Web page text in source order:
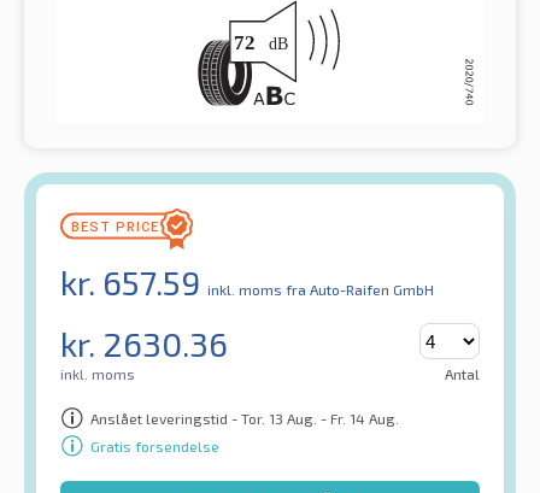
kr. 657.59 inkl. moms fra Auto-Raifen GmbH
kr. 2630.36
inkl. moms Antal
Anslået leveringstid - Tor. 13 Aug. - Fr. 14 Aug.
Gratis forsendelse